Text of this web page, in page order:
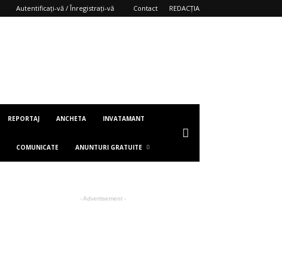
Autentificați-vă / Înregistrați-vă Contact REDACȚIA
REPORTAJ ANCHETA INVATAMANT
COMUNICATE ANUNTURI GRATUITE
- Advertisement -